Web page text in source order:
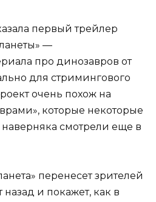
первый трейлер
—
про динозавров от
для стримингового
очень похож на
которые некоторые
смотрели еще в
перенесет зрителей
и покажет, как в